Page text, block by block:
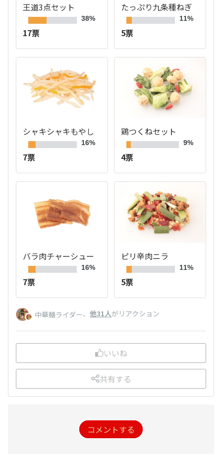
王道3点セット
38%
17票
たっぷり九条種ねぎ
11%
5票
シャキシャキもやし
16%
7票
鶏つくねセット
9%
4票
バラ肉チャーシュー
16%
7票
ピリ辛肉ニラ
11%
5票
中華麺ライダー、 他31人がリアクション
いいね
共有する
コメントする